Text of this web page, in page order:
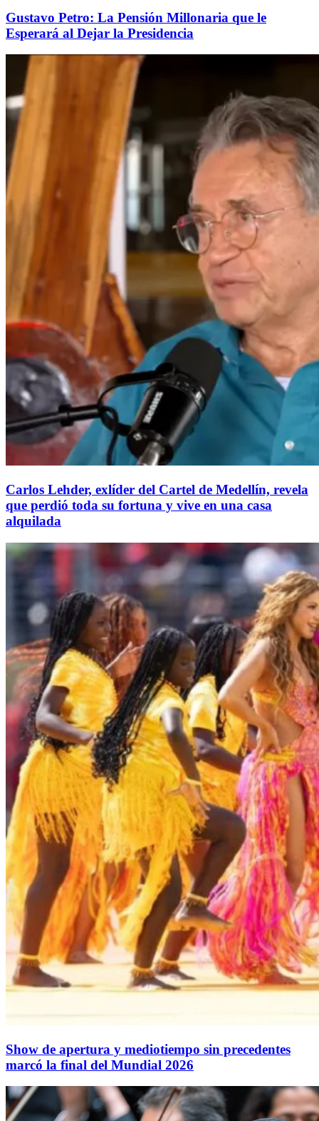
Gustavo Petro: La Pensión Millonaria que le
Esperará al Dejar la Presidencia
Carlos Lehder, exlíder del Cartel de Medellín, revela
que perdió toda su fortuna y vive en una casa
alquilada
Show de apertura y mediotiempo sin precedentes
marcó la final del Mundial 2026